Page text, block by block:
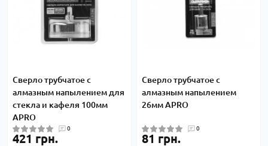
Сверло трубчатое с
алмазным напылением для
стекла и кафеля 100мм
APRO
0
421 грн.
Сверло трубчатое с
алмазным напылением
26мм APRO
0
81 грн.